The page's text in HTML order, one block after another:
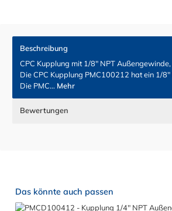
Beschreibung
CPC Kupplung mit 1/8" NPT
Die CPC Kupplung PMC100212 hat ein 1/
Die PMC… Mehr
Bewertungen
Produktgalerie überspringen
Das könnte auch passen